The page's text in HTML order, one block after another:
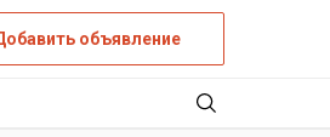
объявление